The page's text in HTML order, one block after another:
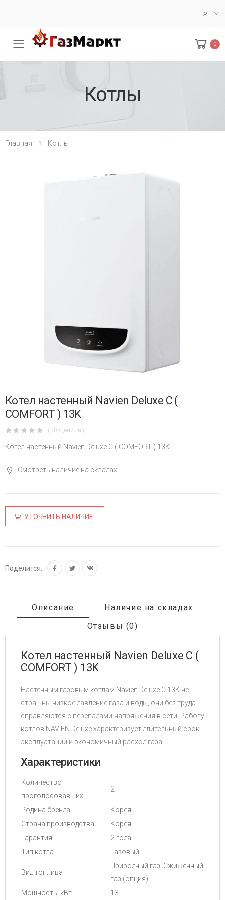
Меню 0
Котлы
Главная Котлы
Котел настенный Navien Deluxe C (
COMFORT ) 13K
( 0 Оценили )
Котел настенный Navien Deluxe C ( COMFORT ) 13K
Смотреть наличие на складах
УТОЧНИТЬ НАЛИЧИЕ
Поделится:
Описание
Наличие на складах
Отзывы (0)
Котел настенный Navien Deluxe C (
COMFORT ) 13K
Настенным газовым котлам Navien Deluxe C 13K не
страшны низкое давление газа и воды, они без труда
справляются с перепадами напряжения в сети. Работу
котлов NAVIEN Deluxe характеризует длительный срок
эксплуатации и экономичный расход газа.
Характеристики
Количество
проголосовавших
2
Родина бренда
Корея
Страна производства
Корея
Гарантия
2 года
Тип котла
Газовый
Вид топлива
Природный газ, Сжиженный
газ (опция)
Мощность, кВт
13